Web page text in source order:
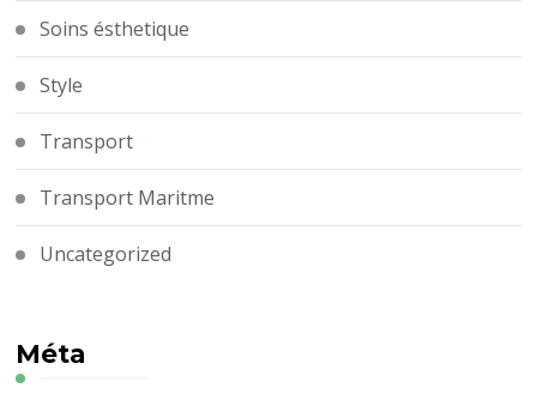
Soins ésthetique
Style
Transport
Transport Maritme
Uncategorized
Méta